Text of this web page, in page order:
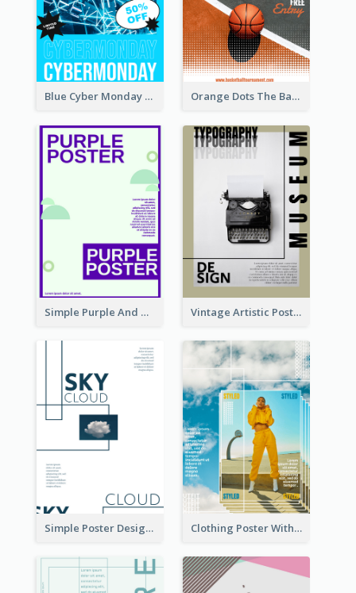
Blue Cyber Monday Sale Trendy Poster Orange Dots The Basketball Tournament Poster
Simple Purple And Green Poster Design Template Vintage Artistic Poster Design About Typography Design
Simple Poster Design Using Space And Linear Decoration Clothing Poster With Linear Decorations